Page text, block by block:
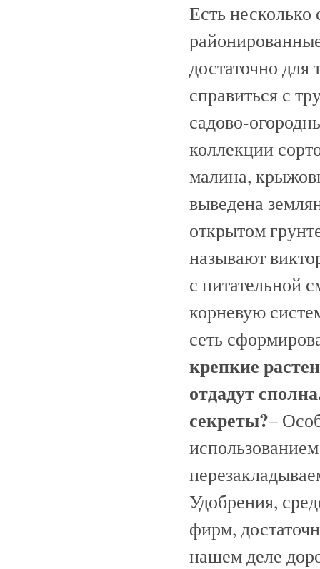
Есть несколько
достаточно для
справиться с
садово-
коллекции
малина,
выведена
открытом
называют
с питательной
корневую
сеть
крепкие
отдадут
секреты?–
Удобрения,
фирм,
нашем деле